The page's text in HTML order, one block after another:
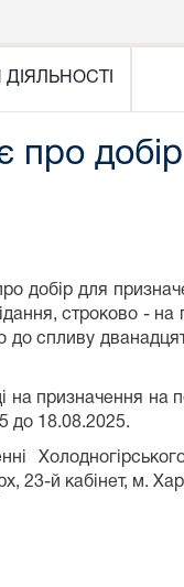
про
добір для
строково - на
спливу
на призначення
до 18.08.2025.
23-й кабінет, м.